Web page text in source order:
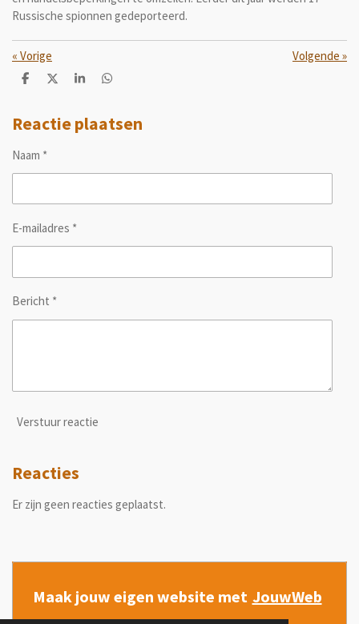
Russische spionnen gedeporteerd.
« Vorige Volgende »
D
e
n
D
l
S
r
e
D
e
n
Reactie plaatsen
Naam *
E-mailadres *
Bericht *
Verstuur reactie
Reacties
Er zijn geen reacties geplaatst.
Maak jouw eigen website met JouwWeb